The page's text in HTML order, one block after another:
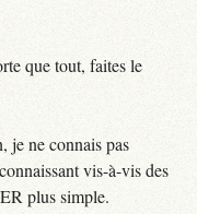
que tout, faites le
je ne connais pas
vis-à-vis des
plus simple.